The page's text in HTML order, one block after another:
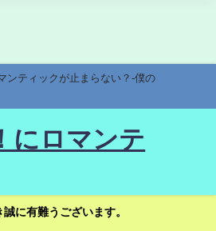
ンティックが止まらない？-僕の
にロマンテ
に有難うございます。